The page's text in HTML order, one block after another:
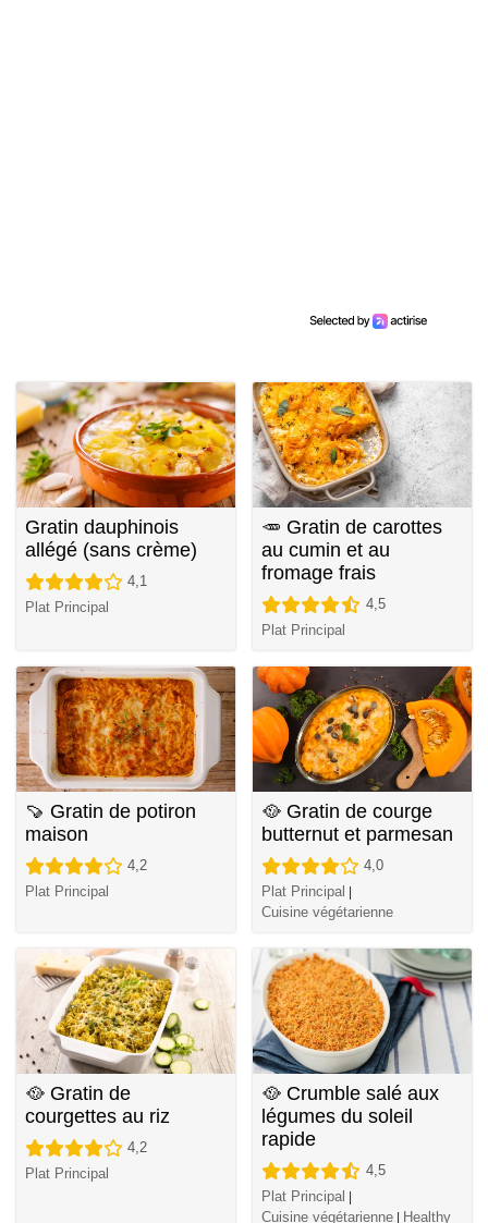
Gratin dauphinois
allégé (sans crème)
4,1
Plat Principal
🥕 Gratin de carottes
au cumin et au
fromage frais
4,5
Plat Principal
🍠 Gratin de potiron
maison
4,2
Plat Principal
🥘 Gratin de courge
butternut et parmesan
4,0
Plat Principal
Cuisine végétarienne
🥘 Gratin de
courgettes au riz
4,2
Plat Principal
🥘 Crumble salé aux
légumes du soleil
rapide
4,5
Plat Principal
Cuisine végétarienne Healthy